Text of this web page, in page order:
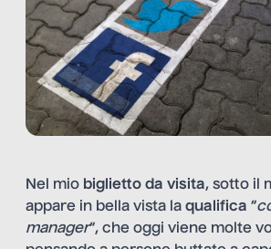
Nel mio biglietto da visita, sotto il
appare in bella vista la qualifica “
manager“, che oggi viene molte